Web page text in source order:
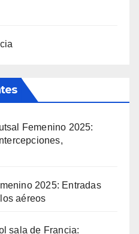
Femenino 2025:
2025: Entradas
aéreos
sala de Francia: